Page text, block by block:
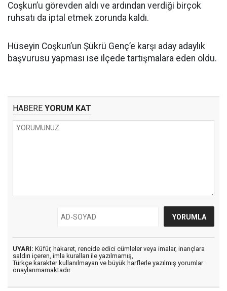
Coşkun’u görevden aldı ve ardından verdiği birçok
ruhsatı da iptal etmek zorunda kaldı.
Hüseyin Coşkun’un Şükrü Genç’e karşı aday adaylık
başvurusu yapması ise ilçede tartışmalara eden oldu.
HABERE YORUM KAT
UYARI: Küfür, hakaret, rencide edici cümleler veya imalar, inançlara
saldırı içeren, imla kuralları ile yazılmamış,
Türkçe karakter kullanılmayan ve büyük harflerle yazılmış yorumlar
onaylanmamaktadır.